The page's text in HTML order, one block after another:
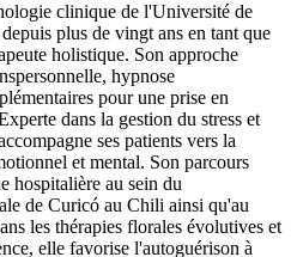
clinique de l'Université de
plus de vingt ans en tant que
holistique. Son approche
hypnose
pour une prise en
dans la gestion du stress et
ses patients vers la
et mental. Son parcours
hospitalière au sein du
de Curicó au Chili ainsi qu'au
les thérapies florales évolutives et
elle favorise l'autoguérison à